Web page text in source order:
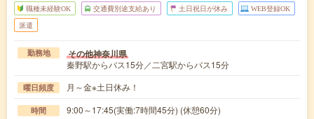
職種未経験OK 交通費別途支給あり 土日祝日が休み WEB登録OK
派遣
勤務地 その他神奈川県
秦野駅からバス15分／二宮駅からバス15分
曜日頻度 月～金※土日休み！
時間 9:00～17:45(実働:7時間45分) (休憩60分)